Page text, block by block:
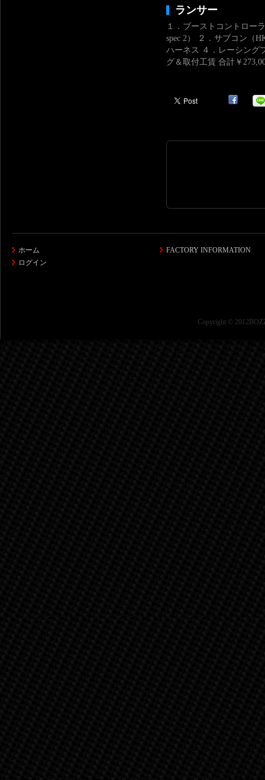
ランサー
１．ブーストコントロー
spec 2） ２．サブコン（
ハーネス ４．レーシング
グ＆取付工賃 合計￥
ホーム
ログイン
FACTORY INFORMATION
Copyright ©